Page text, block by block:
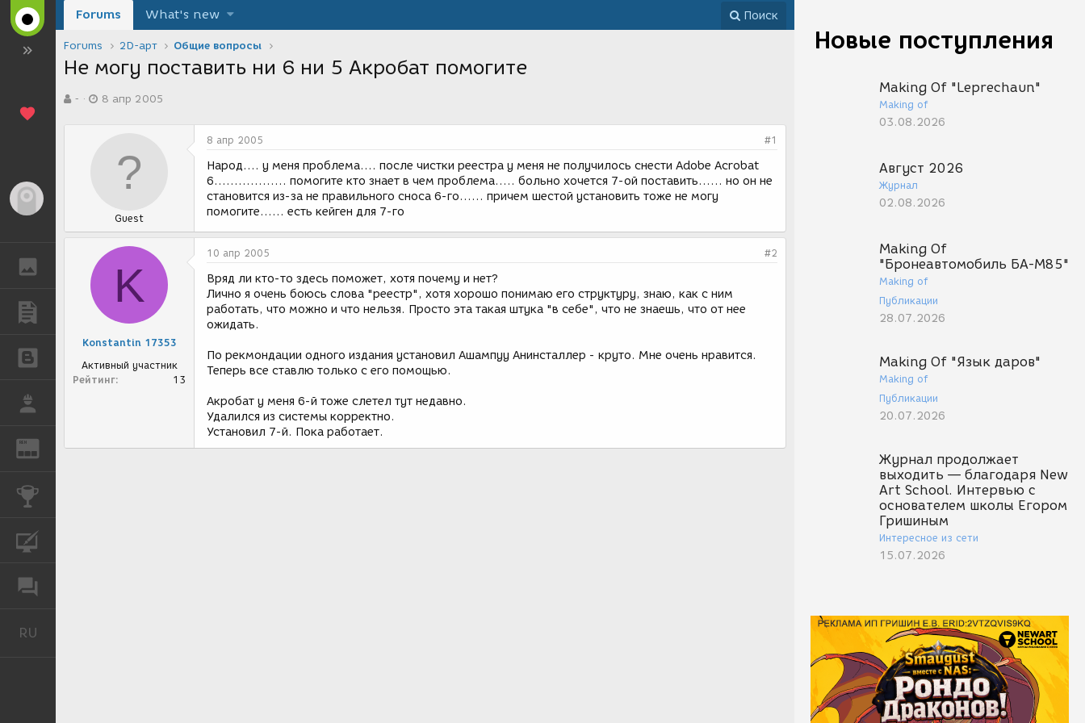
ГАЛЕРЕЯ
ПУБЛИКАЦИИ
REN ЖУРНАЛ
RU
Новые поступления
Making Of "Leprechaun"
Making of
03.08.2026
Август 2026
Журнал
02.08.2026
Making Of
"Бронеавтомобиль БА-М85"
Making of
Публикации
28.07.2026
Making Of "Язык даров"
Making of
Публикации
20.07.2026
Журнал продолжает
выходить — благодаря New
Art School. Интервью с
основателем школы Егором
Гришиным
Интересное из сети
15.07.2026
Forums What's new Поиск
Forums 2D-арт Общие вопросы
Не могу поставить ни 6 ни 5 Акробат помогите
в-
а
и
8 апр 2005
Guest
8 апр 2005 #1
Народ.... у меня проблема.... после чистки реестра у меня не получилось снести Adobe Acrobat
6.................. помогите кто знает в чем проблема..... больно хочется 7-ой поставить...... но он не
становится из-за не правильного сноса 6-го...... причем шестой установить тоже не могу
помогите...... есть кейген для 7-го
K
Konstantin 17353
Активный участник
Рейтинг
13
10 апр 2005 #2
Вряд ли кто-то здесь поможет, хотя почему и нет?
Лично я очень боюсь слова "реестр", хотя хорошо понимаю его структуру, знаю, как с ним
работать, что можно и что нельзя. Просто эта такая штука "в себе", что не знаешь, что от нее
ожидать.
По рекмондации одного издания установил Ашампуу Анинсталлер - круто. Мне очень нравится.
Теперь все ставлю только с его помощью.
Акробат у меня 6-й тоже слетел тут недавно.
Удалился из системы корректно.
Установил 7-й. Пока работает.